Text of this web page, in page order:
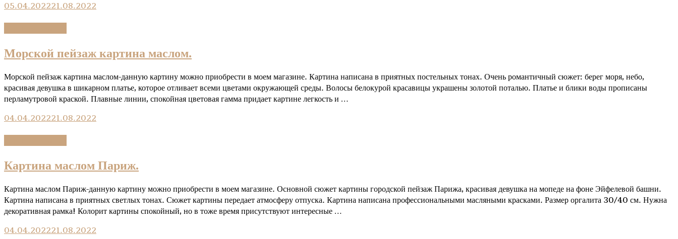
05.04.202221.08.2022
Морской пейзаж картина маслом.
Морской пейзаж картина маслом-данную картину можно приобрести в моем магазине. Картина написана в приятных постельных тонах. Очень романтичный сюжет: берег моря, небо,
красивая девушка в шикарном платье, которое отливает всеми цветами окружающей среды. Волосы белокурой красавицы украшены золотой поталью. Платье и блики воды прописаны
перламутровой краской. Плавные линии, спокойная цветовая гамма придает картине легкость и …
04.04.202221.08.2022
Картина маслом Париж.
Картина маслом Париж-данную картину можно приобрести в моем магазине. Основной сюжет картины городской пейзаж Парижа, красивая девушка на мопеде на фоне Эйфелевой башни.
Картина написана в приятных светлых тонах. Сюжет картины передает атмосферу отпуска. Картина написана профессиональными масляными красками. Размер оргалита 30/40 см. Нужна
декоративная рамка! Колорит картины спокойный, но в тоже время присутствуют интересные …
04.04.202221.08.2022